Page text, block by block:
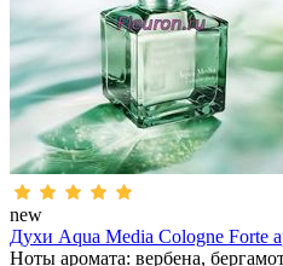
new
Духи Aqua Media Cologne Forte
Ноты аромата: вербена,